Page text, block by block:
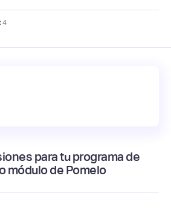
4
para tu programa de
módulo de Pomelo